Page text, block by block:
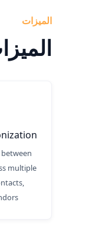
الميزات
multiple